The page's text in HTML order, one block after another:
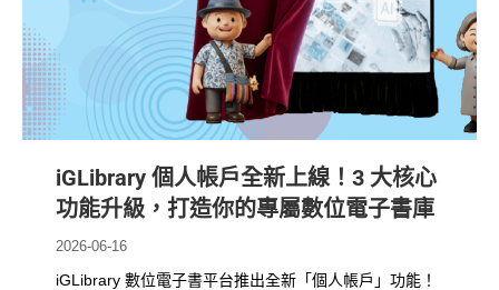
iGLibrary 個人帳戶全新上線！3 大核心
功能升級，打造你的專屬數位電子書庫
2026-06-16
iGLibrary 數位電子書平台推出全新「個人帳戶」功能！